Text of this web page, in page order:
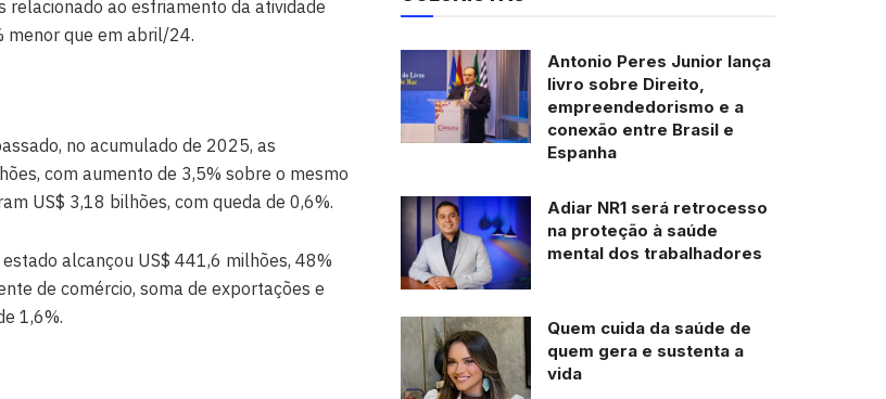
relacionado ao esfriamento da atividade
menor que em abril/24.
no acumulado de 2025, as
com aumento de 3,5% sobre o mesmo
US$ 3,18 bilhões, com queda de 0,6%.
alcançou US$ 441,6 milhões, 48%
de comércio, soma de exportações e
1,6%.
Antonio Peres Junior lança
livro sobre Direito,
empreendedorismo e a
conexão entre Brasil e
Espanha
Adiar NR1 será retrocesso
na proteção à saúde
mental dos trabalhadores
Quem cuida da saúde de
quem gera e sustenta a
vida